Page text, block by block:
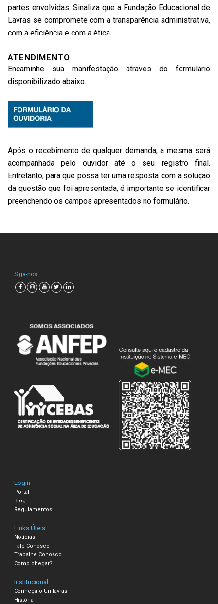
partes envolvidas. Sinaliza que a Fundação Educacional de
Lavras se compromete com a transparência administrativa,
com a eficiência e com a ética.
ATENDIMENTO
Encaminhe sua manifestação através do formulário
disponibilizado abaixo.
Após o recebimento de qualquer demanda, a mesma será
acompanhada pelo ouvidor até o seu registro final.
Entretanto, para que possa ter uma resposta com a solução
da questão que foi apresentada, é importante se identificar
preenchendo os campos apresentados no formulário.
Siga-nos
Login
Portal
Blog
Regulamentos
Links Úteis
Notícias
Fale Conosco
Trabalhe Conosco
Como chegar?
Institucional
Conheça o Unilavras
História